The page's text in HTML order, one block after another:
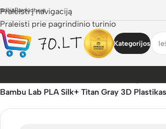
Praleisti į navigaciją
Praleisti prie pagrindinio turinio
Parduotuvė
Kategorijos
Bambu Lab PLA Silk+ Titan Gray 3D